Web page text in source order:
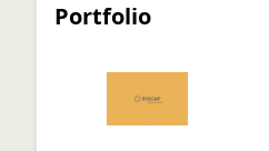
Portfolio